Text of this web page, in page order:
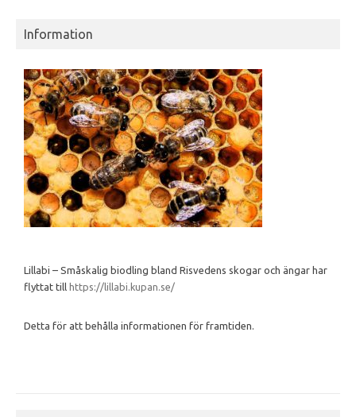
Information
Lillabi – Småskalig biodling bland Risvedens skogar och ängar har
flyttat till https://lillabi.kupan.se/
Detta för att behålla informationen för framtiden.